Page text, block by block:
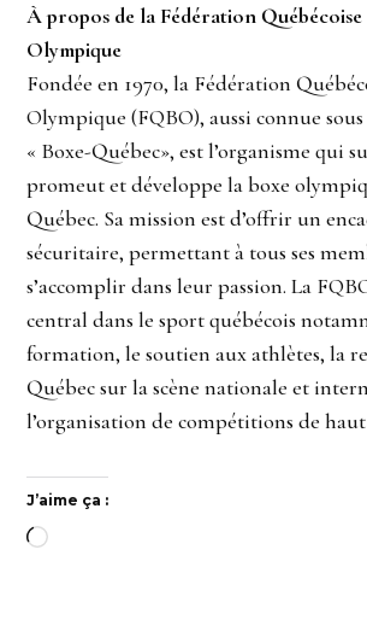
À propos de la Fédération Québécoise
Olympique
Fondée en 1970, la Fédération
Olympique (FQBO), aussi connue
« Boxe-Québec», est l’organisme qui
promeut et développe la boxe
Québec. Sa mission est d’offrir un
sécuritaire, permettant à tous ses
s’accomplir dans leur passion. La
central dans le sport québécois
formation, le soutien aux athlètes, la
Québec sur la scène nationale et
l’organisation de compétitions de
J’aime ça :
Chargement…